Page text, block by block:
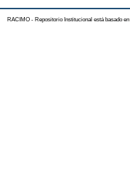
RACIMO - Repositorio Institucional está basado en